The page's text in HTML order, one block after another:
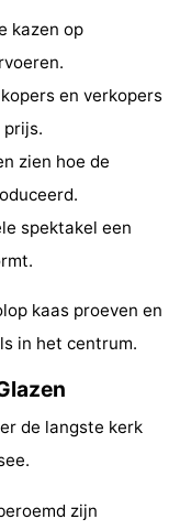
kazen op
en verkopers
prijs.
zien hoe de
spektakel een
kaas proeven en
in het centrum.
de langste kerk
zijn